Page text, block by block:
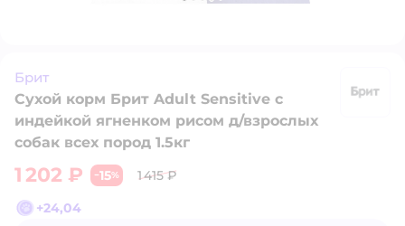
Брит
Сухой корм Брит Adult Sensitive с
индейкой ягненком рисом д/взрослых
собак всех пород 1.5кг
1 202 ₽ −15%
1 415 ₽
+24,04